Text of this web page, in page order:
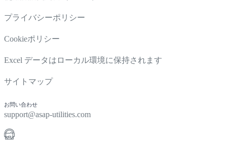
プライバシーポリシー
Cookieポリシー
Excel データはローカル環境に保持されます
サイトマップ
お問い合わせ
support@asap-utilities.com